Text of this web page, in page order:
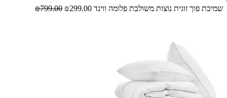
שמיכת פוך זוגית נוצות משולבת פלומה ווינד ₪299.00
₪799.00